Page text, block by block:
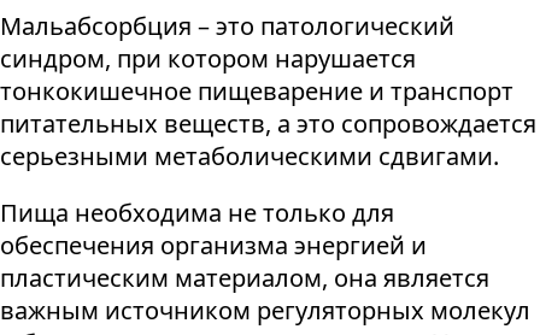
данных."
Отправить вопрос
Мальабсорбция – это патологический
синдром, при котором нарушается
тонкокишечное пищеварение и транспорт
питательных веществ, а это сопровождается
серьезными метаболическими сдвигами.
Пища необходима не только для
обеспечения организма энергией и
пластическим материалом, она является
важным источником регуляторных молекул